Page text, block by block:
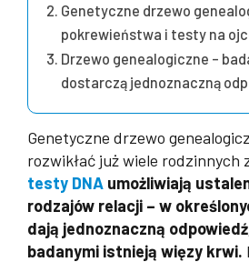
Genetyczne drzewo
pokrewieństwa i testy na
Drzewo genealogiczne –
dostarczą jednoznaczną
Genetyczne drzewo
rozwikłać już wiele rodzinnych
testy DNA umożliwiają
rodzajów relacji – w
dają jednoznaczną
badanymi istnieją więzy krwi.